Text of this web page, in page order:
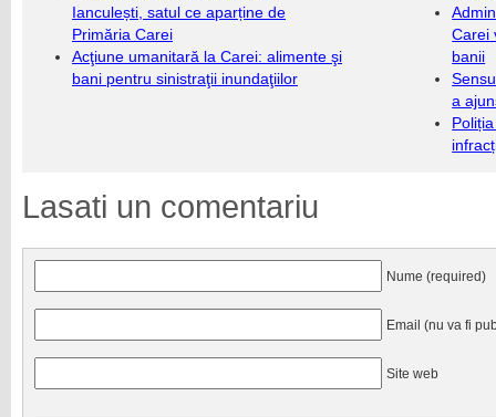
Ianculești, satul ce aparține de
Primăria Carei
Acţiune umanitară la Carei: alimente şi
bani pentru sinistraţii inundaţiilor
Carei
banii
a
Lasati un comentariu
Nume (required)
Email (nu va fi
Site web